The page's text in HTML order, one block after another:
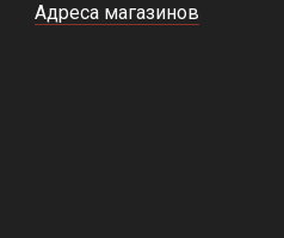
Адреса магазинов